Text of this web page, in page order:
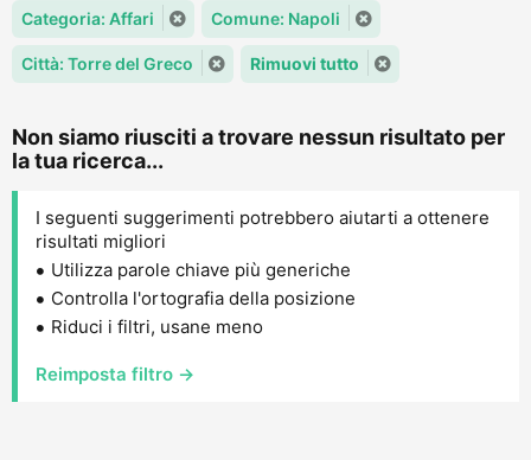
Categoria: Affari Comune: Napoli
Città: Torre del Greco Rimuovi tutto
Non siamo riusciti a trovare nessun risultato per
la tua ricerca...
I seguenti suggerimenti potrebbero aiutarti a ottenere
risultati migliori
Utilizza parole chiave più generiche
Controlla l'ortografia della posizione
Riduci i filtri, usane meno
Reimposta filtro →